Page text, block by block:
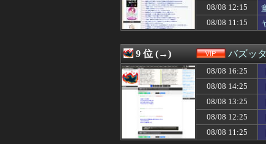
08/08 14:00
【画像】セブ
08/08 14:00
韓国サッカー
08/08 13:50
【悲報】東科
08/08 13:48
誤って脳幹を
08/08 13:45
SES10年目の
08/08 13:35
【驚愕】イン
08/08 13:34
国税職員、税
08/08 13:34
メッシは「史
08/08 13:33
【ｼｺ動画】和
08/08 13:32
夫婦の営みが
08/08 13:31
【悲報】外人
08/08 13:31
【動画】あの
08/08 12:15
08/08 11:15
9 位 (→) バズッ
08/08 16:25
08/08 14:25
08/08 13:25
08/08 12:25
08/08 11:25